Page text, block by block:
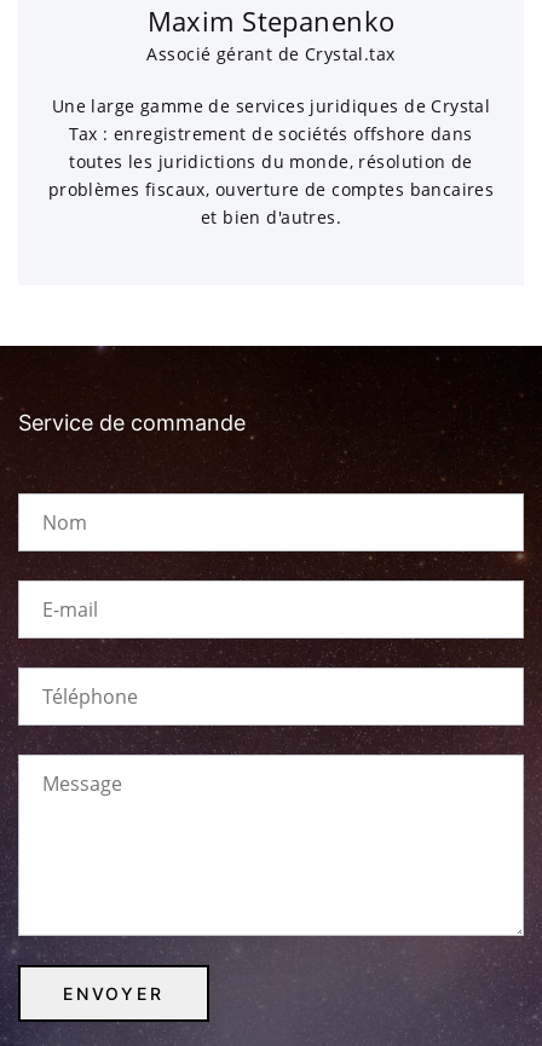
Maxim Stepanenko
Associé gérant de Crystal.tax
Une large gamme de services juridiques de Crystal
Tax : enregistrement de sociétés offshore dans
toutes les juridictions du monde, résolution de
problèmes fiscaux, ouverture de comptes bancaires
et bien d'autres.
Service de commande